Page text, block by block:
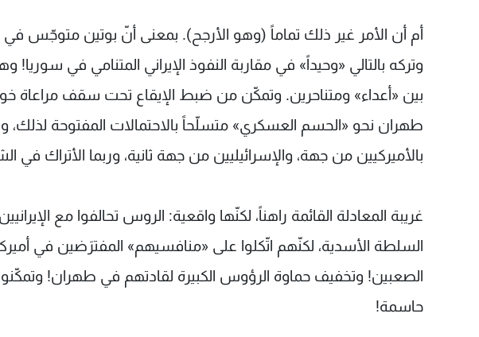
أم أن الأمر غير ذلك تماماً (وهو الأرجح). بمعنى أنّ بوتين متوجّس في
وتركه بالتالي «وحيداً» في مقاربة النفوذ الإيراني المتنامي في
بين «أعداء» ومتناحرين. وتمكّن من ضبط الإيقاع تحت سقف مراعاة
طهران نحو «الحسم العسكري» متسلّحاً بالاحتمالات المفتوحة لذلك،
بالأميركيين من جهة، والإسرائيليين من جهة ثانية، وربما الأتراك في
غريبة المعادلة القائمة راهناً، لكنّها واقعية: الروس تحالفوا مع
السلطة الأسدية، لكنّهم اتّكلوا على «منافسيهم» المفترَضين في
الصعبين! وتخفيف حماوة الرؤوس الكبيرة لقادتهم في طهران!
حاسمة!